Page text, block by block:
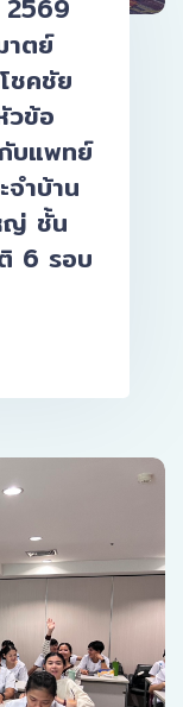
ตย์
ชคชัย
วข้อ
บแพทย์
ำบ้าน
ญ่ ชั้น
6 รอบ